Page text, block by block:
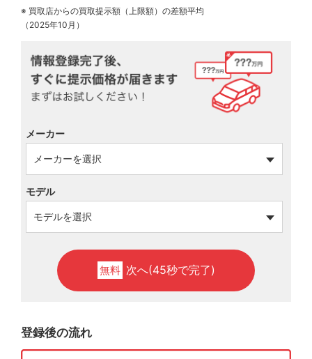
※ 買取店からの買取提示額（上限額）の差額平均
（2025年10月）
メーカー
モデル
無料 次へ(45秒で完了)
登録後の流れ